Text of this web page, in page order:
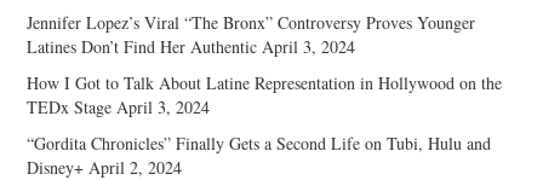
Jennifer Lopez’s Viral “The Bronx” Controversy Proves Younger
Latines Don’t Find Her Authentic April 3, 2024
How I Got to Talk About Latine Representation in Hollywood on the
TEDx Stage April 3, 2024
“Gordita Chronicles” Finally Gets a Second Life on Tubi, Hulu and
Disney+ April 2, 2024